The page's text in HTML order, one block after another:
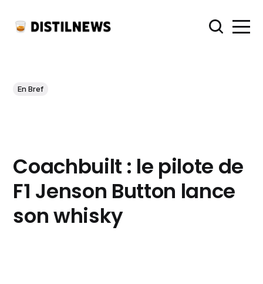
En Bref
Coachbuilt : le pilote de
F1 Jenson Button lance
son whisky